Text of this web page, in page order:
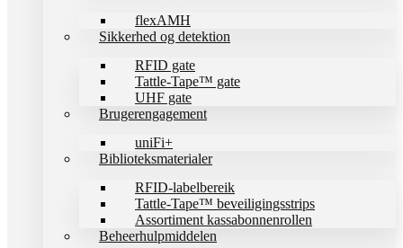
flexAMH
Sikkerhed og detektion
RFID gate
Tattle-Tape™ gate
UHF gate
Brugerengagement
uniFi+
Biblioteksmaterialer
RFID-labelbereik
Tattle-Tape™ beveiligingsstrips
Assortiment kassabonnenrollen
Beheerhulpmiddelen